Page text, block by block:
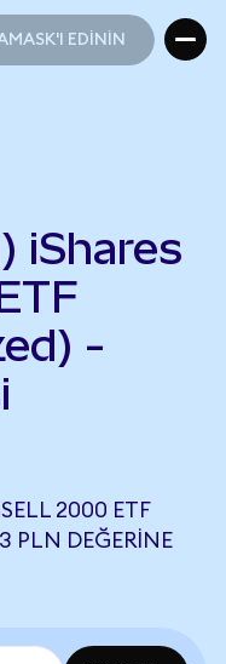
EDİNİN
iShares
-
2000 ETF
PLN DEĞERINE